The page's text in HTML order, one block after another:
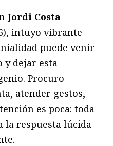
Jordi Costa
intuyo vibrante
puede venir
y dejar esta
Procuro
atender gestos,
es poca: toda
la respuesta lúcida